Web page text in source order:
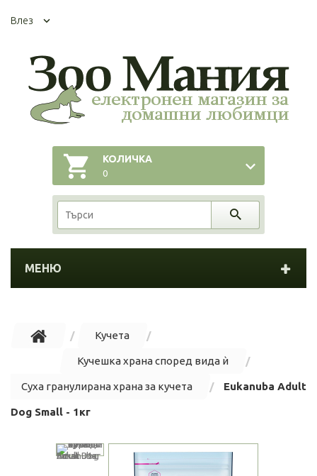
Влез
КОЛИЧКА
0
МЕНЮ
Кучета
Кучешка храна според вида ѝ
Суха гранулирана храна за кучета Eukanuba Adult
Dog Small - 1кг